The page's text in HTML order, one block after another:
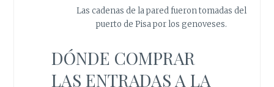
Las cadenas de la pared fueron tomadas del
puerto de Pisa por los genoveses.
DÓNDE COMPRAR
LAS ENTRADAS A LA